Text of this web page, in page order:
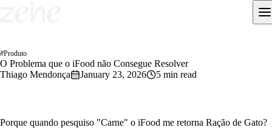
#Produto
O Problema que o iFood não Consegue Resolver
Thiago Mendonça
January 23, 2026 5 min read
Porque quando pesquiso "Carne" o iFood me retorna Ração de Gato?